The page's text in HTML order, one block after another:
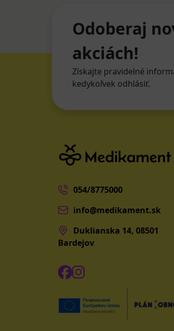
Odoberaj
akciách!
Získajte pravidelné
kedykoľvek odhlásiť.
054/8775000
info@medikament.sk
Duklianska 14, 08501
Bardejov